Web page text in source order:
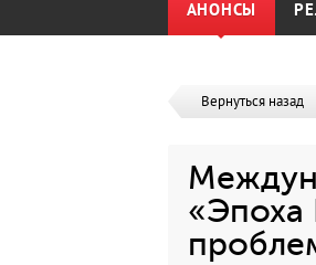
АНОНСЫ
Вернуться назад